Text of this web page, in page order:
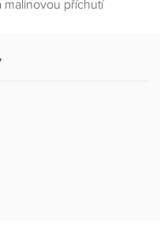
malinovou příchutí